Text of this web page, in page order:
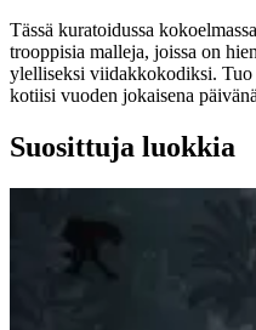
Tässä kuratoidussa
trooppisia malleja, joissa on
ylelliseksi viidakkokodiksi.
kotiisi vuoden jokaisena
Suosittuja luokkia